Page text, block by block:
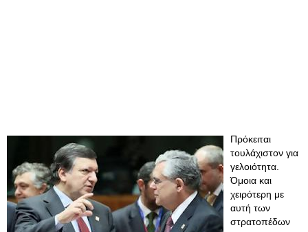
Πρόκειται
τουλάχιστον για
γελοιότητα.
Όμοια και
χειρότερη με
αυτή των
στρατοπέδων